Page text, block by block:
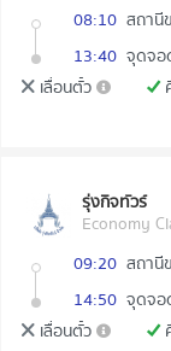
08:10 สถานี
13:40 จุดจอ
เลื่อนตั๋ว
รุ่งกิจทัวร์
Economy
09:20 สถานี
14:50 จุดจอ
เลื่อนตั๋ว